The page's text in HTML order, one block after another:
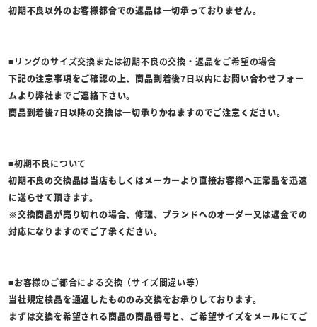
初期不良以外のお客様都合での返品は一切承っておりません。
■リングのサイズ交換または初期不良の交換・返品をご希望の場合
下記の注意事項をご確認の上、商品到着後7日以内にお問い合わせフォー
ムより弊社までご連絡下さい。
商品到着後7日以降の交換は一切承りかねますのでご注意ください。
■初期不良について
初期不良の交換品は当店もしくはメーカーより直接お客様へ正常品を迅速
に送らせて頂きます。
※交換商品が売り切れの場合、修理、ブランドへのオーダー又は返金での
対応になりますのでご了承ください。
■お客様のご都合による交換（サイズ間違い等）
当社規定検品を通過したもののみ交換をお承りしております。
まずは交換を希望される商品の商品番号と、ご希望サイズをメールにてご